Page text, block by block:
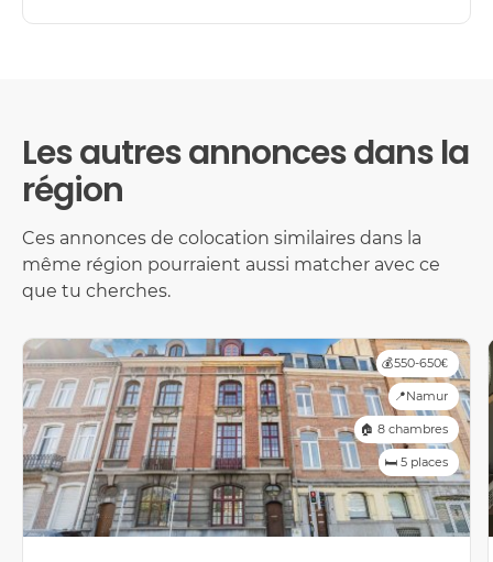
Les autres annonces dans la
région
Ces annonces de colocation similaires dans la
même région pourraient aussi matcher avec ce
que tu cherches.
💰550-650€
📍Namur
🏠 8 chambres
🛏️ 5 places